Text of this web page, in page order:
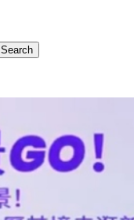
Search